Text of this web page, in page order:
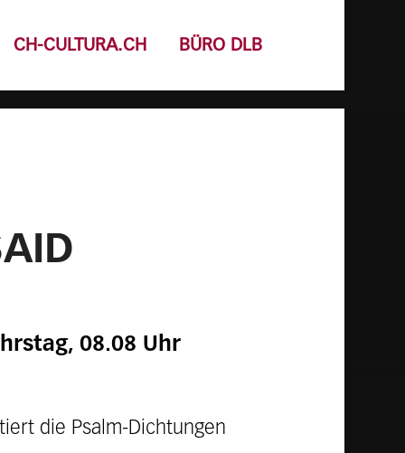
CH-CULTURA.CH BÜRO DLB
08.08 Uhr
die Psalm-Dichtungen